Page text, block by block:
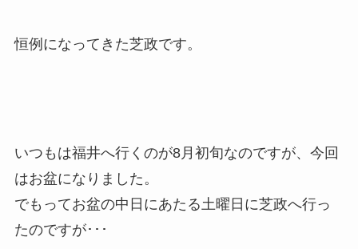
恒例になってきた芝政です。
いつもは福井へ行くのが8月初旬なのですが、今回
はお盆になりました。
でもってお盆の中日にあたる土曜日に芝政へ行っ
たのですが･･･